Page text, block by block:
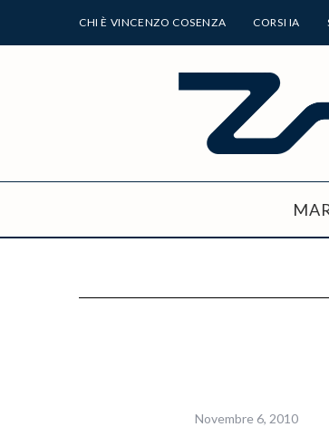
CHI È VINCENZO COSENZA CORSI IA
Novembre 6, 2010